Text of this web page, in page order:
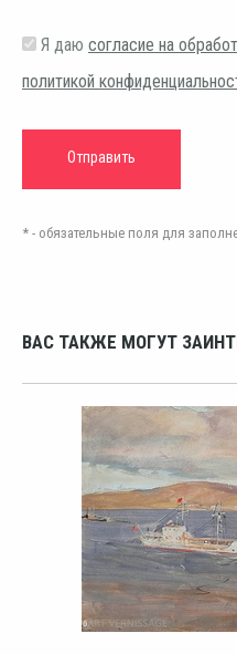
Я даю согласие на
политикой
* - обязательные поля для
ВАС ТАКЖЕ МОГУТ